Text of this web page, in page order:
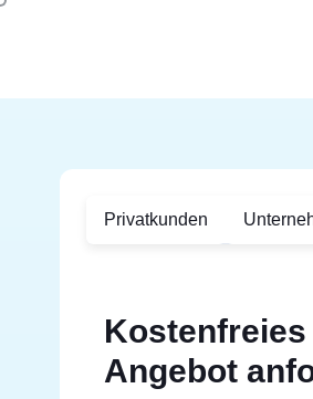
Privatkunden
Angebot